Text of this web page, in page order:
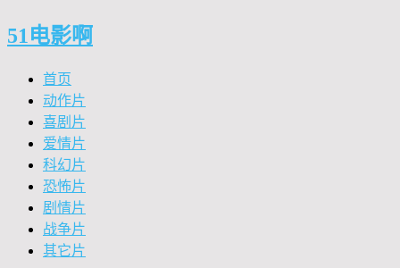
51电影啊
首页
动作片
喜剧片
爱情片
科幻片
恐怖片
剧情片
战争片
其它片